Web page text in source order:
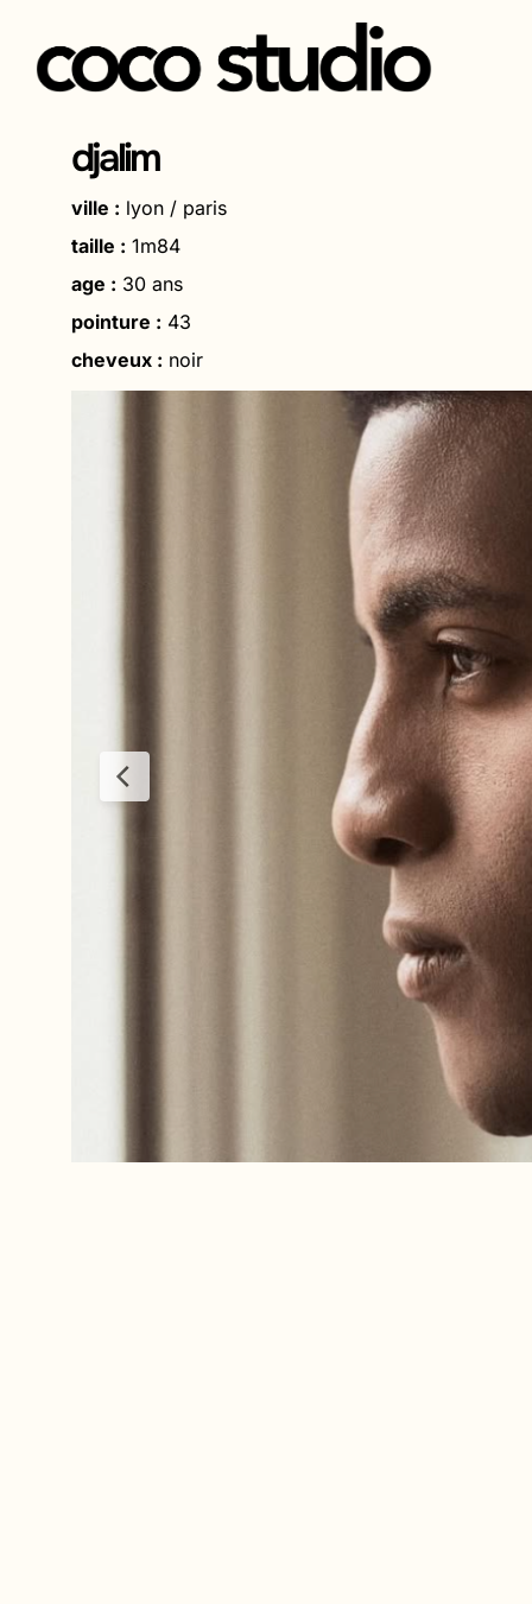
Aller
djalim
ville : lyon / paris
taille : 1m84
age : 30 ans
pointure : 43
cheveux : noir